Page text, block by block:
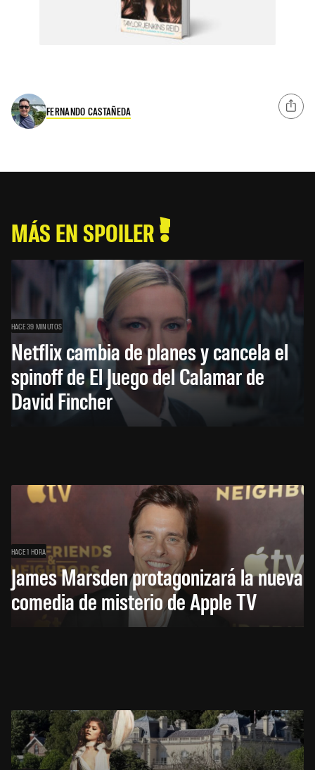
FERNANDO CASTAÑEDA
MÁS EN SPOILER
HACE 39 MINUTOS
Netflix cambia de planes y cancela el
spinoff de El Juego del Calamar de
David Fincher
HACE 1 HORA
James Marsden protagonizará la nueva
comedia de misterio de Apple TV